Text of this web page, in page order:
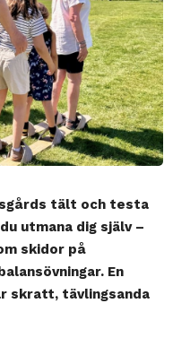
tält och testa
utmana dig själv –
skidor på
En
skratt, tävlingsanda